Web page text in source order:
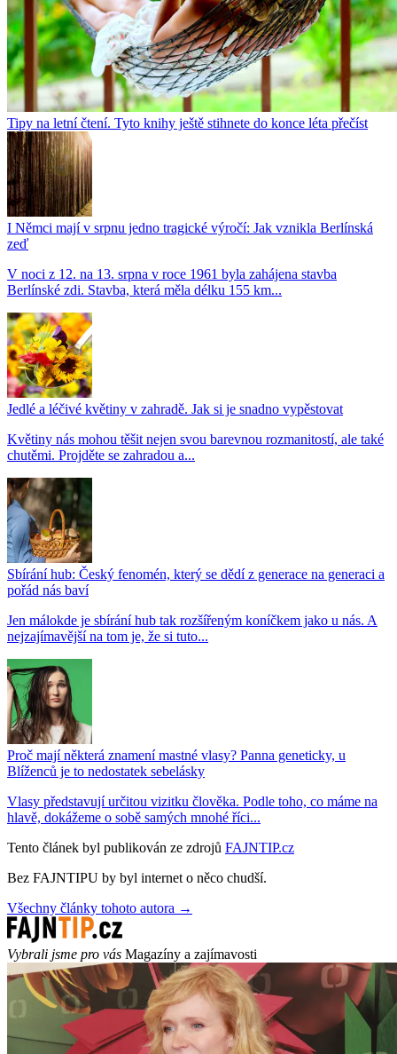
Tipy na letní čtení. Tyto knihy ještě stihnete do konce léta přečíst
I Němci mají v srpnu jedno tragické výročí: Jak vznikla Berlínská
zeď
V noci z 12. na 13. srpna v roce 1961 byla zahájena stavba
Berlínské zdi. Stavba, která měla délku 155 km...
Jedlé a léčivé květiny v zahradě. Jak si je snadno vypěstovat
Květiny nás mohou těšit nejen svou barevnou rozmanitostí, ale také
chutěmi. Projděte se zahradou a...
Sbírání hub: Český fenomén, který se dědí z generace na generaci a
pořád nás baví
Jen málokde je sbírání hub tak rozšířeným koníčkem jako u nás. A
nejzajímavější na tom je, že si tuto...
Proč mají některá znamení mastné vlasy? Panna geneticky, u
Blíženců je to nedostatek sebelásky
Vlasy představují určitou vizitku člověka. Podle toho, co máme na
hlavě, dokážeme o sobě samých mnohé říci...
Tento článek byl publikován ze zdrojů FAJNTIP.cz
Bez FAJNTIPU by byl internet o něco chudší.
Všechny články tohoto autora →
Vybrali jsme pro vás Magazíny a zajímavosti